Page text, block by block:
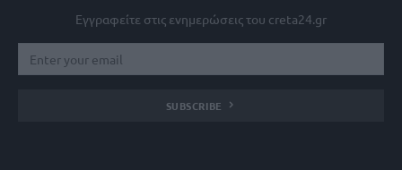
Εγγραφείτε στις ενημερώσεις του creta24.gr
SUBSCRIBE